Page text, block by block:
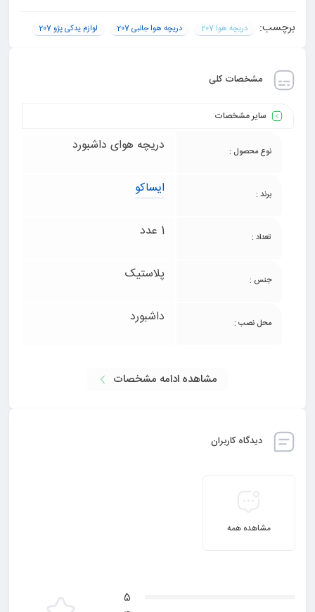
برچسب: دریچه هوا 207 دریچه هوا جانبی 207 لوازم یدکی پژو 207
مشخصات کلی
سایر مشخصات
نوع محصول : دریچه هوای داشبورد
برند : ایساکو
تعداد : 1 عدد
جنس : پلاستیک
محل نصب : داشبورد
مشاهده ادامه مشخصات
دیدگاه کاربران
مشاهده همه
5